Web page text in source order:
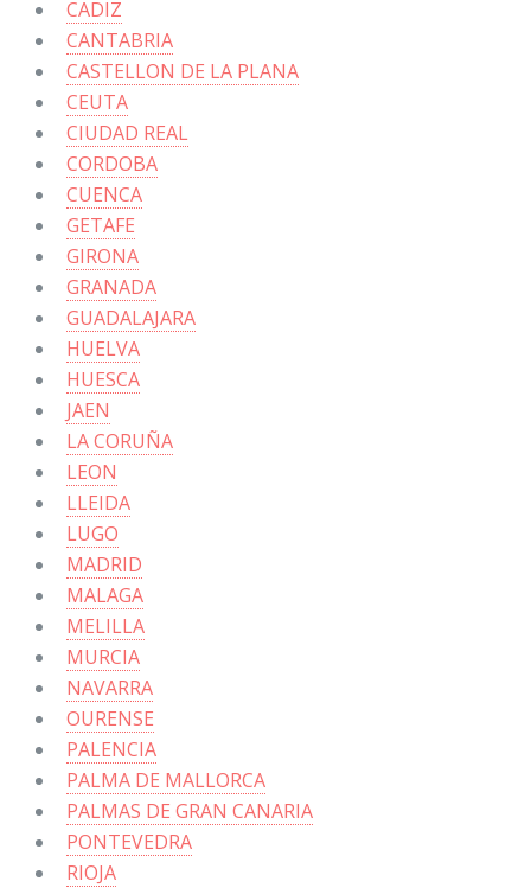
CADIZ
CANTABRIA
CASTELLON DE LA PLANA
CEUTA
CIUDAD REAL
CORDOBA
CUENCA
GETAFE
GIRONA
GRANADA
GUADALAJARA
HUELVA
HUESCA
JAEN
LA CORUÑA
LEON
LLEIDA
LUGO
MADRID
MALAGA
MELILLA
MURCIA
NAVARRA
OURENSE
PALENCIA
PALMA DE MALLORCA
PALMAS DE GRAN CANARIA
PONTEVEDRA
RIOJA